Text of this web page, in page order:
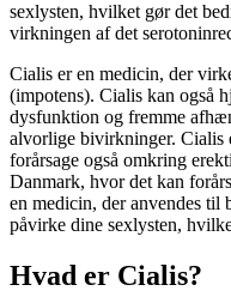
sexlysten, hvilket gør det
virkningen af det
Cialis er en medicin, der
(impotens). Cialis kan også
dysfunktion og fremme
alvorlige bivirkninger.
forårsage også omkring
Danmark, hvor det kan
en medicin, der anvendes til
påvirke dine sexlysten,
Hvad er Cialis?